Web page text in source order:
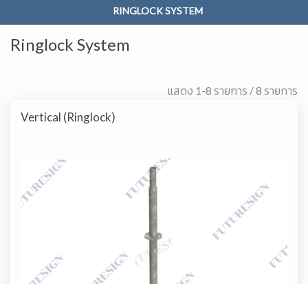
RINGLOCK SYSTEM
Ringlock System
แสดง 1-8 รายการ / 8 รายการ
Vertical (Ringlock)